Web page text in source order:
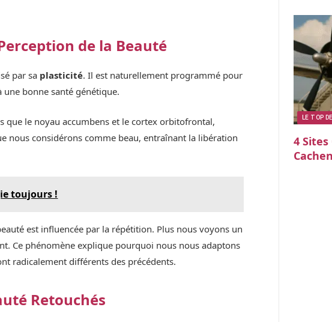
de la Beauté
par sa plasticité. Il est naturellement programmé pour
une bonne santé génétique.
que le noyau accumbens et le cortex orbitofrontal,
nous considérons comme beau, entraînant la libération
toujours !
est influencée par la répétition. Plus nous voyons un
Ce phénomène explique pourquoi nous nous adaptons
radicalement différents des précédents.
Retouchés
LE TOP
4